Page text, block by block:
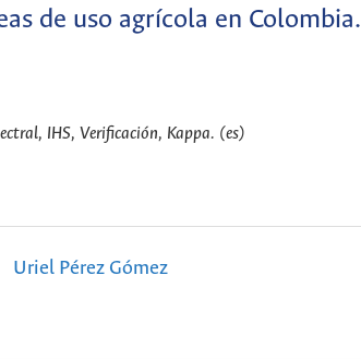
de uso agrícola en Colombia.
IHS, Verificación, Kappa. (es)
Uriel Pérez Gómez